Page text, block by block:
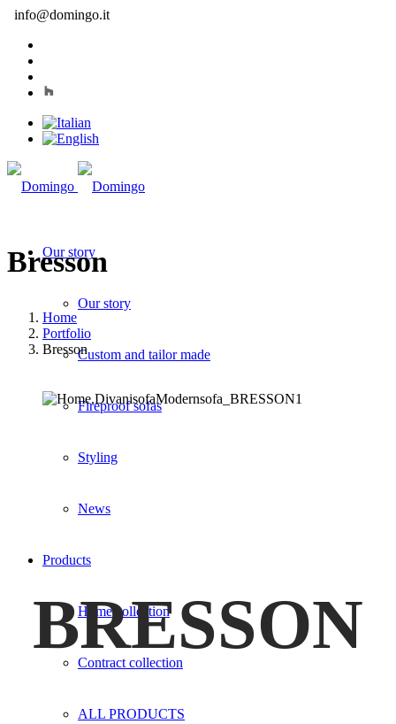
info@domingo.it
Our story
Our story
Custom and tailor made
Fireproof sofas
Styling
News
Products
Home collection
Contract collection
ALL PRODUCTS
Bresson
Home
Portfolio
Bresson
BRESSON